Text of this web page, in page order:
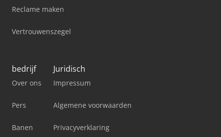
Reclame maken
Vertrouwenszegel
bedrijf
Over ons
Pers
Banen
Juridisch
Impressum
Algemene voorwaarden
Privacyverklaring